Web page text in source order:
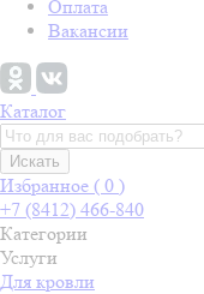
Оплата
Вакансии
Каталог
Искать
Избранное ( 0 )
+7 (8412) 466-840
Категории
Услуги
Для кровли